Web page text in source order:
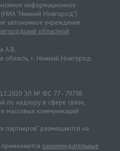
информационное
(НИА "Нижний Новгород")
автономное учреждение
областной
А.В.
область, г. Нижний Новгород.
ЭЛ № ФС 77 - 79798.
по надзору в сфере связи,
массовых коммуникаций
партнеров" размещаются на
рекомендательные